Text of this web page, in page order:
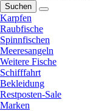
Suchen
Karpfen
Raubfische
Spinnfischen
Meeresangeln
Weitere Fische
Schifffahrt
Bekleidung
Restposten-Sale
Marken